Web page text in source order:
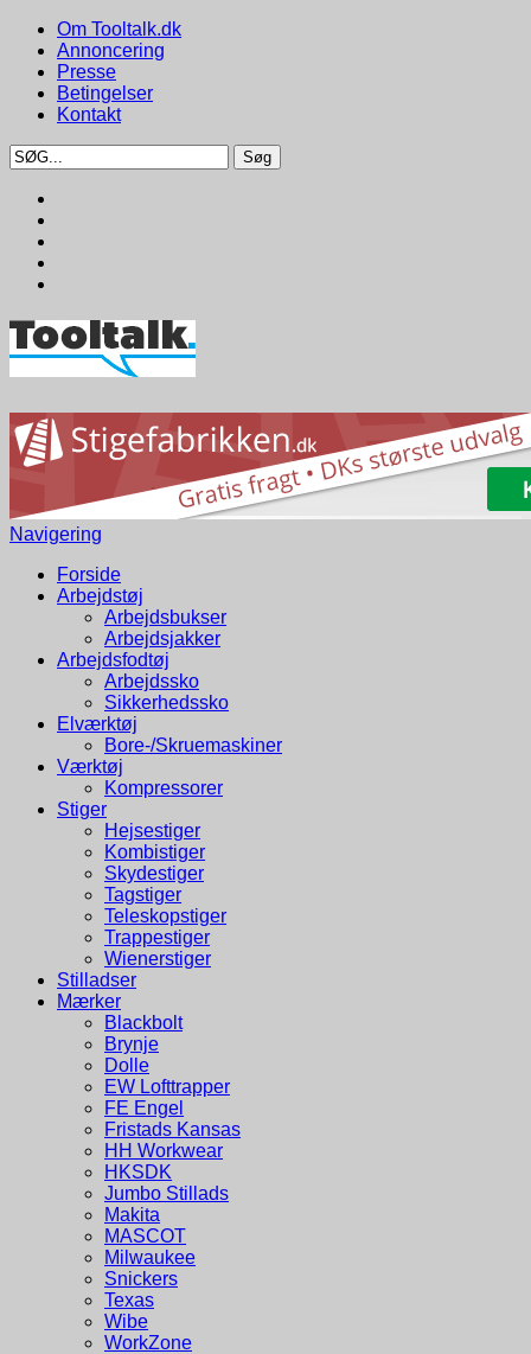
Om Tooltalk.dk
Annoncering
Presse
Betingelser
Kontakt
Navigering
Forside
Arbejdstøj
Arbejdsbukser
Arbejdsjakker
Arbejdsfodtøj
Arbejdssko
Sikkerhedssko
Elværktøj
Bore-/Skruemaskiner
Værktøj
Kompressorer
Stiger
Hejsestiger
Kombistiger
Skydestiger
Tagstiger
Teleskopstiger
Trappestiger
Wienerstiger
Stilladser
Mærker
Blackbolt
Brynje
Dolle
EW Lofttrapper
FE Engel
Fristads Kansas
HH Workwear
HKSDK
Jumbo Stillads
Makita
MASCOT
Milwaukee
Snickers
Texas
Wibe
WorkZone